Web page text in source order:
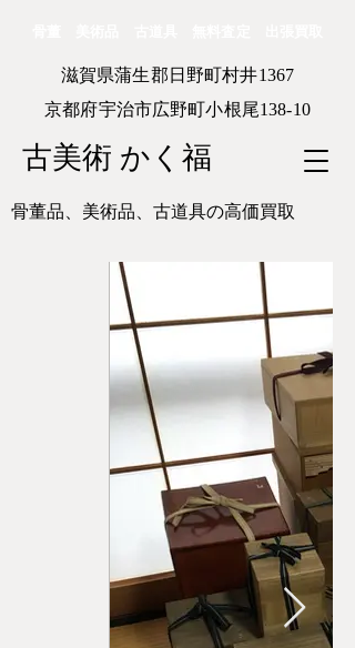
古美術 かく福
京都府宇治市広野町小根尾138-10
滋賀県蒲生郡日野町村井1367
骨董品、美術品、古道具の高価買取